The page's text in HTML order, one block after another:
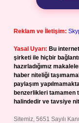
Reklam ve İletişim:
Yasal Uyarı: Bu
şirketi ile hiçbir
hazırladığımız
haber niteliği
paylaşım
benzerlikleri tamamen
halindedir ve tavsiye
Sitemiz, 5651 Sayılı